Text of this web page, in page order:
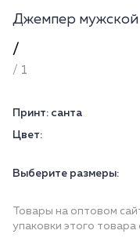
Джемпер мужской
/
/ 1
Принт: санта
Цвет:
Выберите размеры:
Товары на оптовом
упаковки этого товара